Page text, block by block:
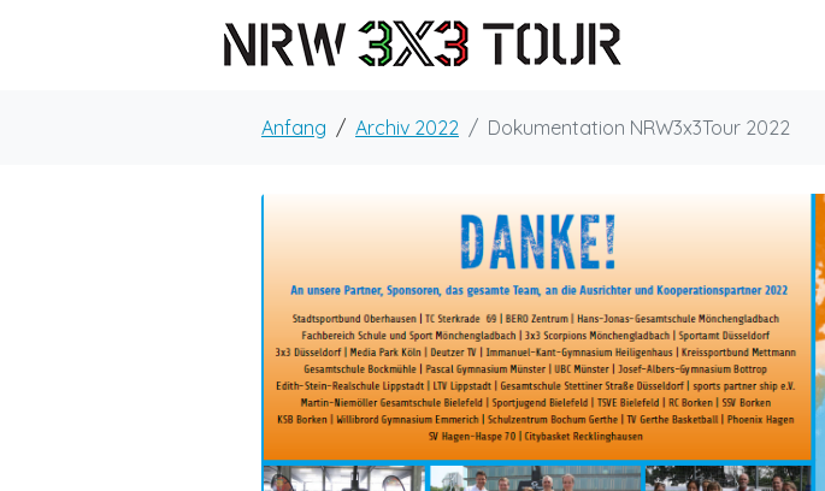
Anfang Archiv 2022 Dokumentation NRW3x3Tour 2022